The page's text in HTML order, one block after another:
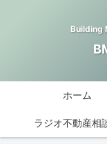
Building
ホーム
ラジオ不動産相